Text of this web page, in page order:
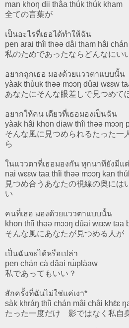
man khoŋ dii thâa thúk thúk kham
全ての言葉が
เป็นอะไรที่เธอได้ทำให้ฉัน
pen arai thîi thəə dâi tham hâi chán
私のためであったならどんなにい
อยากถูกเธอ มองด้วยแววตาแบบนั้น
yàak thùuk thəə mɔɔŋ dûai wɛɛw
あなたにそんな眼差しで見つめて
อยากให้คน เดียวที่เธอมองเป็นฉัน
yàak hâi khon diaw thîi thəə mɔɔŋ
そんな風に見つめられるたった一
ら
ในแววตาที่เธอมองกัน ทุกนาทียังมีแ
nai wɛɛw taa thîi thəə mɔɔŋ kan
見つめ合うあなたの視線の奥には
い
คนที่เธอ มองด้วยแววตาแบบนั้น
khon thîi thəə mɔɔŋ dûai wɛɛw taa
そんな風にあなたが見つめる人が
เป็นฉันจะได้หรือเปล่า
pen chán cà dâai rɯ́plàaw
私であってもいい？
สักครั้งที่ฉันไม่ใช่แค่เงา*
sàk khráŋ thîi chán mâi châi khɛ̂ɛ
たった一度だけ 影ではなく私自